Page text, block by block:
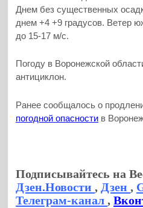
Днем без существенных
днем +4 +9 градусов. Ветер
до 15-17 м/с.
Погоду в Воронежской
антициклон.
Ранее сообщалось о
погодной опасности в
Подписывайтесь на
Дзен.Новости, Дзен,
Телеграм-канал,